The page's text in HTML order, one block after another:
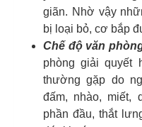
giãn. Nhờ vậy
bị loại bỏ, cơ bắp
Chế độ văn
phòng giải quyết
thường gặp do
đấm, nhào, miết,
phần đầu, thắt